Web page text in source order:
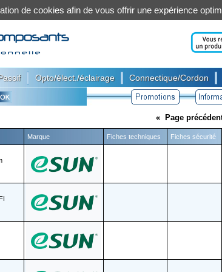
Opto/élect./éclairage Connectique/Cordon
« Page
Marque Fiches techniques Fiches sécurité
de cookies afin de vous offrir une expérience